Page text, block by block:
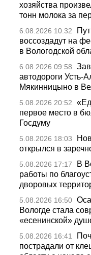
хозяйства
тонн молока за
6.08.2026 10:32
воссоздадут на
в Вологодской
6.08.2026 09:58
автодороги Усть-
Мякинницыно в
5.08.2026 20:52
первое место в
Госдуму
5.08.2026 18:03
открылся в
5.08.2026 17:17
В
работы по
дворовых
5.08.2026 16:50
Вологде стала
«есенинской»
5.08.2026 16:41
пострадали от